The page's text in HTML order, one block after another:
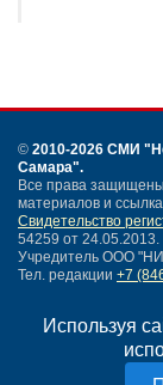
Используя
© 2010-2026 СМИ
Самара".
Все права
материалов и
Свидетельство
54259 от 24.05.2013.
Учредитель ООО
Тел. редакции +7
Карта сайта
Нашли ошибку?